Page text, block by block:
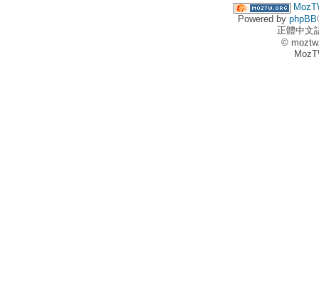
Powered by phpBB
正體中文
©